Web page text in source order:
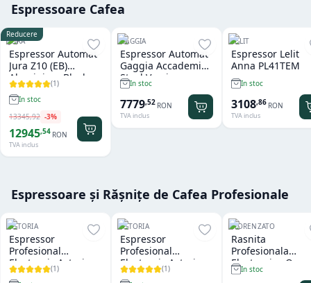
Espressoare Cafea
Reducere
JURA
Espressor Automat
Jura Z10 (EB)
Aluminium Black
(1)
In stoc
13345,92 -3%
12945,54 RON
TVA inclus
GAGGIA
Espressor Automat
Gaggia Accademia
Steel Version
In stoc
7779,52 RON
TVA inclus
LELIT
Espressor Lelit
Anna PL41TEM
In stoc
3108,86 RON
TVA inclus
Espressoare și Rășnițe de Cafea Profesionale
ASTORIA
Espressor
Profesional
Electronic Astoria
Tanya R SAE 2
(1)
ASTORIA
Espressor
Profesional
Electronic Astoria
Forma SAE Black 2
(1)
FIORENZATO
Rasnita
Profesionala
Electronica On
Demand
In stoc